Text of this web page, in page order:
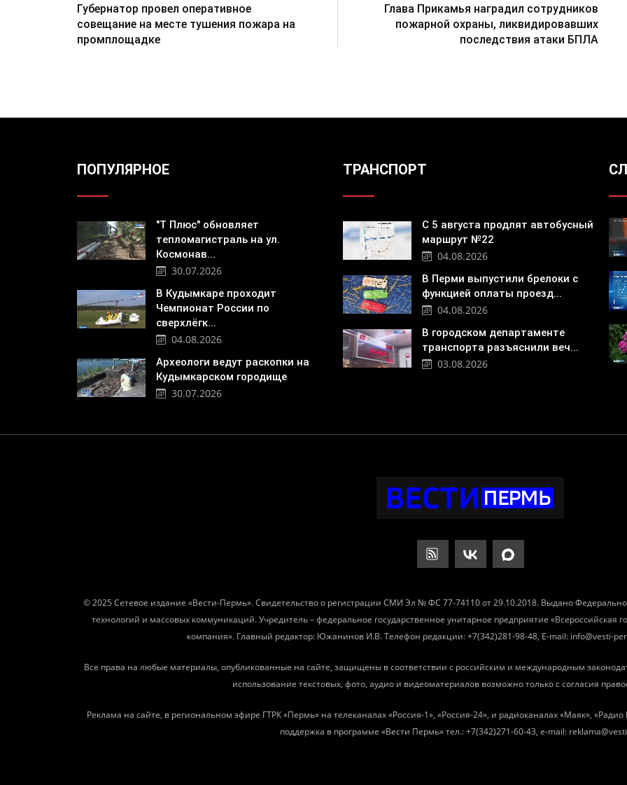
Губернатор провел оперативное
совещание на месте тушения пожара на
промплощадке
Глава Прикамья наградил сотрудников
пожарной охраны, ликвидировавших
последствия атаки БПЛА
ПОПУЛЯРНОЕ
"Т Плюс" обновляет
тепломагистраль на ул.
Космонав...
30.07.2026
В Кудымкаре проходит
Чемпионат России по
сверхлёгк...
04.08.2026
Археологи ведут раскопки на
Кудымкарском городище
30.07.2026
ТРАНСПОРТ
С 5 августа продлят автобусный
маршрут №22
04.08.2026
В Перми выпустили брелоки с
функцией оплаты проезд...
04.08.2026
В городском департаменте
транспорта разъяснили веч...
03.08.2026
© 2025 Сетевое издание «Вести-Пермь». Свидетельство о регистрации СМИ Эл № ФС 77-74110 от 29.10.2018. Выдано
технологий и массовых коммуникаций. Учредитель – федеральное государственное унитарное предприятие «Всероссийская
компания». Главный редактор: Южанинов И.В. Телефон редакции: +7(342)281-98-48, E-mail: info@vesti-
Все права на любые материалы, опубликованные на сайте, защищены в соответствии с российским и международным
использование текстовых, фото, аудио и видеоматериалов возможно только с согласия
Реклама на сайте, в региональном эфире ГТРК «Пермь» на телеканалах «Россия-1», «Россия-24», и радиоканалах «Маяк»,
поддержка в программе «Вести Пермь» тел.: +7(342)271-60-43, e-mail: